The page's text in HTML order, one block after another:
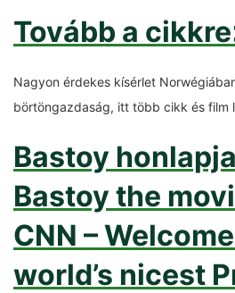
Tovább a
Nagyon érdekes kísérlet
börtöngazdaság, itt több cikk és film
Bastoy honlapja
Bastoy the
CNN –
world’s nicest